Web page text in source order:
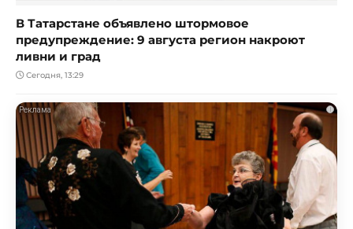
В Татарстане объявлено штормовое
предупреждение: 9 августа регион накроют
ливни и град
Сегодня, 13:29
i